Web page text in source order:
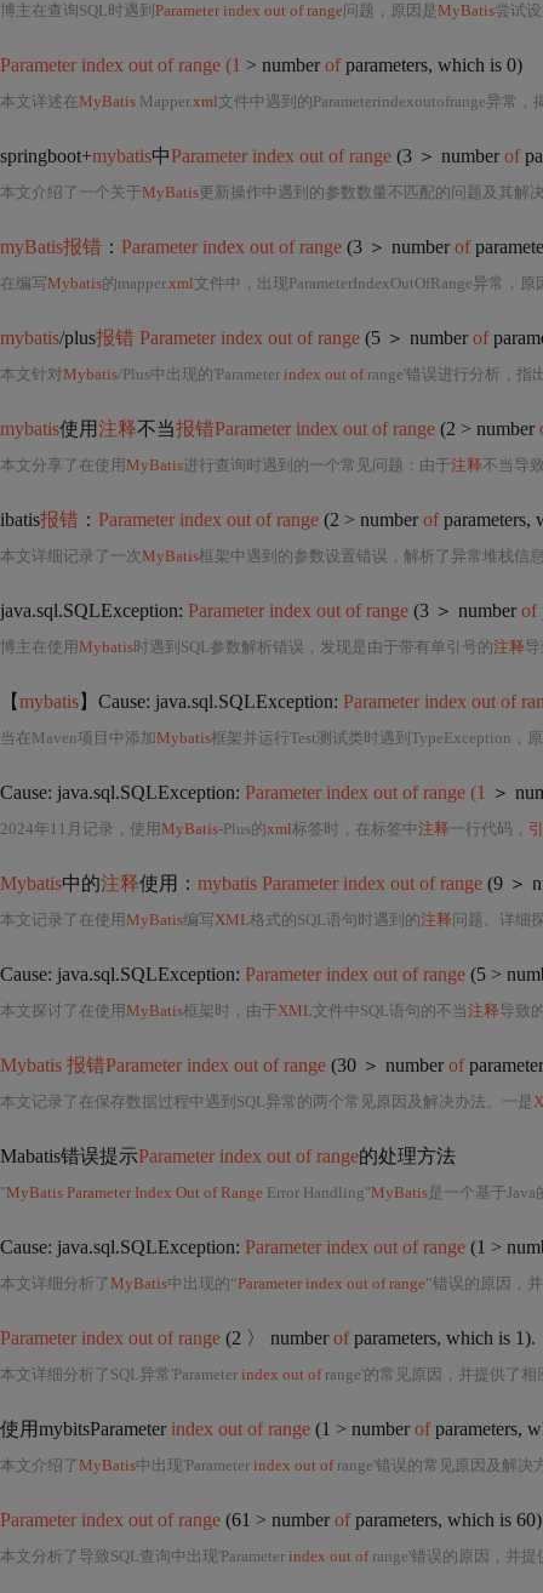
博主在查询SQL时遇到 Parameter index out of range问题，原因是MyBatis尝试设置第2
Parameter index out of range (1 > number ofparameters, which is 0)
本文详述在MyBatis Mapper.xml文件中遇到的Parameterindexoutofrange异常，
springboot+mybatis中Parameter index out of range (3 ＞ number of
本文介绍了一个关于MyBatis更新操作中遇到的参数数量不匹配的问题及其解决过程。错误出
myBatis报错 ： Parameter index out of range (3 ＞ number of
在编写Mybatis的mapper.xml文件中，出现ParameterIndexOutOfRange异常，
mybatis/plus报错 Parameter index out of range (5 ＞ number of
本文针对Mybatis/Plus中出现的'Parameter index out ofrange'错误进行分析，指出常见原
mybatis使用注释不当报错Parameter index out of range (2 > number
本文分享了在使用MyBatis进行查询时遇到的一个常见问题：由于注释不当导致的参数
ibatis报错 ： Parameter index out of range (2 > number ofparameters,
本文详细记录了一次MyBatis框架中遇到的参数设置错误，解析了异常堆栈信
java.sql.SQLException: Parameter index out of range (3 ＞ number of
博主在使用Mybatis时遇到SQL参数解析错误，发现是由于带有单引号的注释导
【mybatis】Cause: java.sql.SQLException: Parameter index out of
当在Maven项目中添加Mybatis框架并运行Test测试类时遇到TypeException，原因是SQL参数索引超出范围。问题
Cause: java.sql.SQLException: Parameter index out of range (1 ＞
2024年11月记录，使用MyBatis-Plus的xml标签时，在标签中注释一行代码，
Mybatis中的注释使用： mybatis Parameter index out of range (9 ＞
本文记录了在使用MyBatis编写XML格式的SQL语句时遇到的注释问题。详细
Cause: java.sql.SQLException: Parameter index out of range (5 >
本文探讨了在使用MyBatis框架时，由于XML文件中SQL语句的不当注释导致的
Mybatis 报错Parameter index out of range (30 ＞ number of
本文记录了在保存数据过程中遇到SQL异常的两个常见原因及解决办法。一是
Mabatis错误提示Parameter index out of range的处理方法
"MyBatis Parameter Index Out of Range Error Handling"MyBatis是一个基于Java的持久层
Cause: java.sql.SQLException: Parameter index out of range (1 >
本文详细分析了MyBatis中出现的“Parameter index out of range”错误的原因，并提供了具体的解决方
Parameter index out of range (2 〉 number ofparameters, which is 1).
本文详细分析了SQL异常'Parameter index out ofrange'的常见原因，并提供了相应的解决方案。原因包括未设置必要的
使用mybitsParameter index out of range (1 > number ofparameters,
本文介绍了MyBatis中出现'Parameter index out ofrange'错误的常见原因及解决方案。错误通常由于SQL
Parameter index out of range (61 > number ofparameters, which is
本文分析了导致SQL查询中出现'Parameter index out ofrange'错误的原因，并提供了相应的解决方案。包括审核SQL语句结构、校